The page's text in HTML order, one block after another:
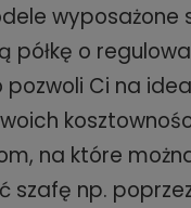
wyposażone
półkę o
pozwoli Ci na
na które
szafę np.